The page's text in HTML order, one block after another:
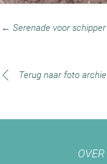
← Serenade voor
Terug naar foto